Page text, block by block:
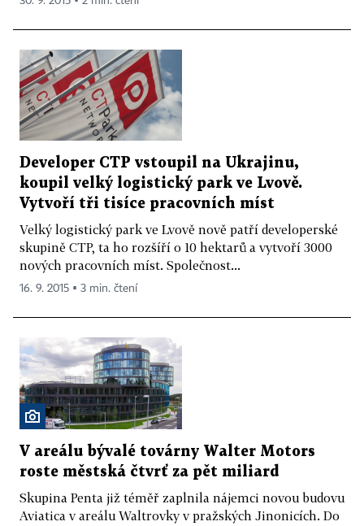
Developer CTP vstoupil na Ukrajinu,
koupil velký logistický park ve Lvově.
Vytvoří tři tisíce pracovních míst
Velký logistický park ve Lvově nově patří developerské
skupině CTP, ta ho rozšíří o 10 hektarů a vytvoří 3000
nových pracovních míst. Společnost...
16. 9. 2015 ▪ 3 min. čtení
V areálu bývalé továrny Walter Motors
roste městská čtvrť za pět miliard
Skupina Penta již téměř zaplnila nájemci novou budovu
Aviatica v areálu Waltrovky v pražských Jinonicích. Do